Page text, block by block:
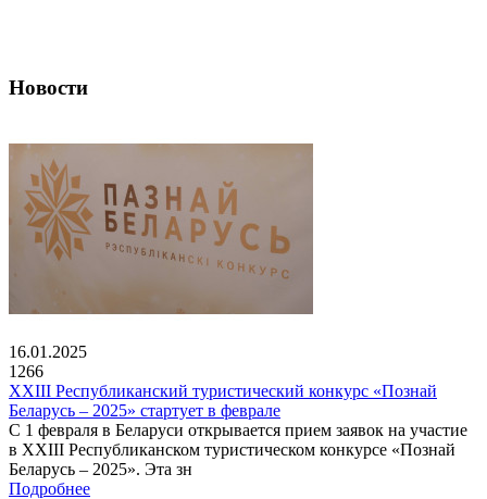
Новости
16.01.2025
1266
XXIII Республиканский туристический конкурс «Познай
Беларусь – 2025» стартует в феврале
С 1 февраля в Беларуси открывается прием заявок на участие
в XXIII Республиканском туристическом конкурсе «Познай
Беларусь – 2025». Эта зн
Подробнее